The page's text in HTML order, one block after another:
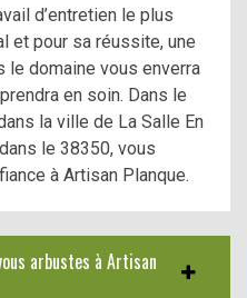
d’entretien le plus
et pour sa réussite, une
domaine vous enverra
en soin. Dans le
la ville de La Salle En
le 38350, vous
à Artisan Planque.
arbustes à Artisan